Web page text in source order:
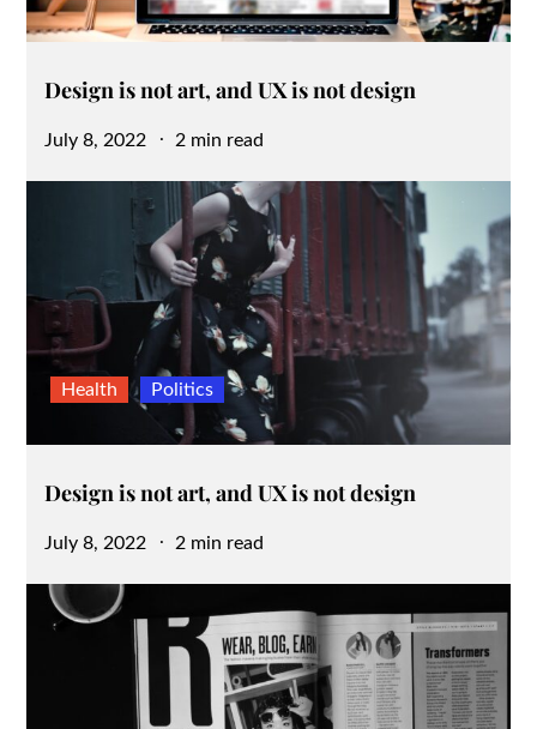
Design is not art, and UX is not design
Posted
July 8, 2022 2 min read
Health Politics
Design is not art, and UX is not design
Posted
July 8, 2022 2 min read